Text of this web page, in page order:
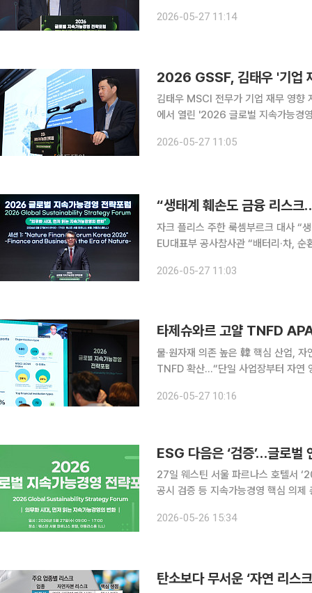
2026-05-27 11:14
2026 GSSF, 김태우 '기업
김태우 MSCI 전무가 기업 재무 영향
에서 열린 '2026 글로벌 지속가능경
어지는 지속가능성 전환의 흐름을 한
2026-05-27 11:05
자크 플리스 주한 룩셈부르크 대사 “
EU대표부 공사참사관 “배터리·차, 순환경제 기준
단이 나왔다. 기후변화 대응을 넘어
2026-05-27 11:03
물·원자재 의존 높은 韓 핵심 산업, 자
TNFD 확산…“단일 사업장부터 자연 영향 점검해야” “기업의 회복력
재무정보공개 협의체(TNFD) 아시아
2026-05-27 10:16
27일 웨스틴 서울 파르나스 호텔서
공시 검증 등 지속가능경영 핵심 의제
하면서 기업들의 대응 전략도 빠르게
2026-05-26 15:34
탄소보다 무서운 ‘자연 리